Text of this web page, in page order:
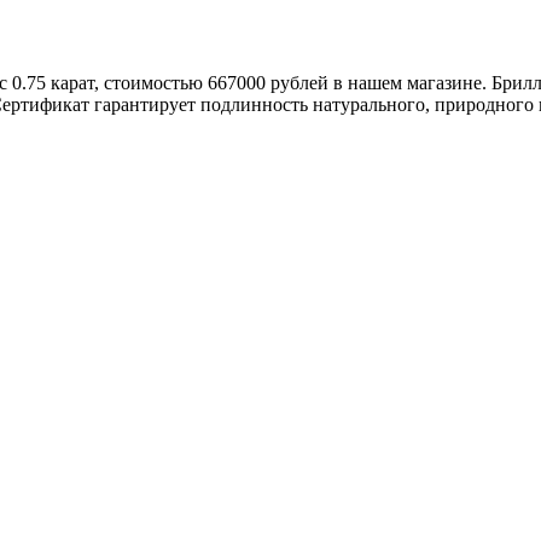
карат, стоимостью 667000 рублей в нашем магазине.
гарантирует подлинность натурального,